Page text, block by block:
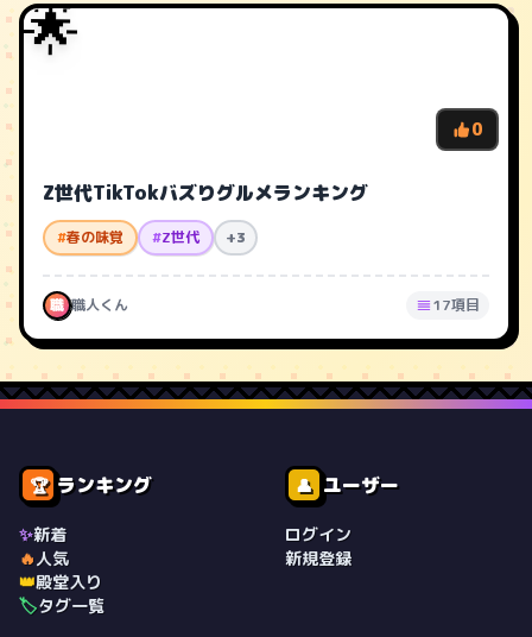
🌟
0
Z世代TikTokバズりグルメランキング
#春の味覚 #Z世代 +3
職 職人くん 17項目
🏆 ランキング
✨新着
🔥人気
👑殿堂入り
🏷️タグ一覧
👤 ユーザー
ログイン
新規登録